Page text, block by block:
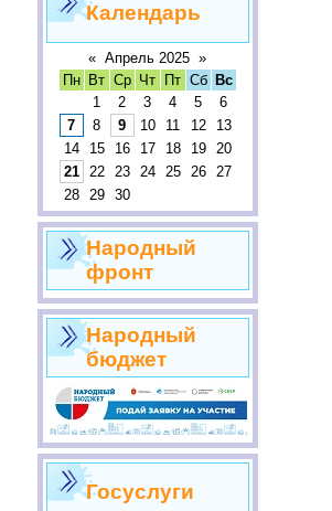
Календарь
« Апрель 2025 »
Пн
Вт Ср Чт Пт Сб
Вс
1
2 3 4 5
6
7
8 9 10 11 12
13
14
15 16 17 18 19
20
21
22 23 24 25 26
27
28
29 30
Народный
фронт
Народный
бюджет
Госуслуги